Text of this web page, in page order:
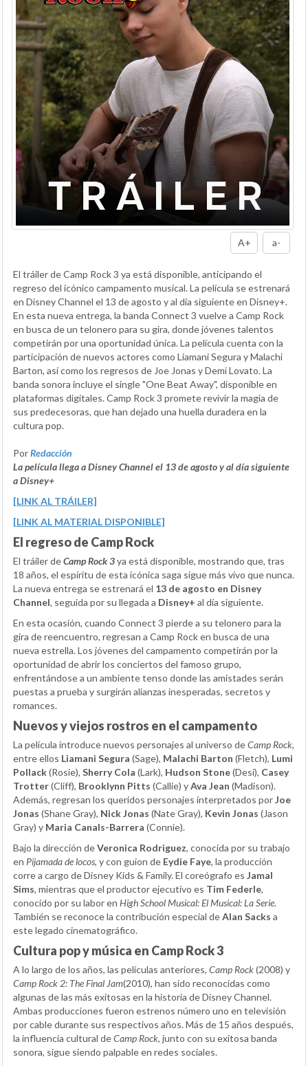
A+ a-
El tráiler de Camp Rock 3 ya está disponible, anticipando el
regreso del icónico campamento musical. La película se estrenará
en Disney Channel el 13 de agosto y al día siguiente en Disney+.
En esta nueva entrega, la banda Connect 3 vuelve a Camp Rock
en busca de un telonero para su gira, donde jóvenes talentos
competirán por una oportunidad única. La película cuenta con la
participación de nuevos actores como Liamani Segura y Malachi
Barton, así como los regresos de Joe Jonas y Demi Lovato. La
banda sonora incluye el single "One Beat Away", disponible en
plataformas digitales. Camp Rock 3 promete revivir la magia de
sus predecesoras, que han dejado una huella duradera en la
cultura pop.
PorRedacción
La película llega a Disney Channel el 13 de agosto y al día siguiente
a Disney+
[LINK AL TRÁILER]
[LINK AL MATERIAL DISPONIBLE]
El regreso de Camp Rock
El tráiler deCamp Rock 3ya está disponible, mostrando que, tras
18 años, el espíritu de esta icónica saga sigue más vivo que nunca.
La nueva entrega se estrenará el 13 de agosto en Disney
Channel, seguida por su llegada a Disney+ al día siguiente.
En esta ocasión, cuando Connect 3 pierde a su telonero para la
gira de reencuentro, regresan a Camp Rock en busca de una
nueva estrella. Los jóvenes del campamento competirán por la
oportunidad de abrir los conciertos del famoso grupo,
enfrentándose a un ambiente tenso donde las amistades serán
puestas a prueba y surgirán alianzas inesperadas, secretos y
romances.
Nuevos y viejos rostros en el campamento
La película introduce nuevos personajes al universo deCamp Rock,
entre ellos Liamani Segura (Sage), Malachi Barton (Fletch), Lumi
Pollack(Rosie), Sherry Cola (Lark), Hudson Stone(Desi), Casey
Trotter(Cliff), Brooklynn Pitts (Callie) yAva Jean (Madison).
Además, regresan los queridos personajes interpretados porJoe
Jonas (Shane Gray), Nick Jonas (Nate Gray), Kevin Jonas (Jason
Gray) y Maria Canals-Barrera (Connie).
Bajo la dirección deVeronica Rodriguez, conocida por su trabajo
en Pijamada de locos, y con guion de Eydie Faye, la producción
corre a cargo de Disney Kids & Family. El coreógrafo es Jamal
Sims, mientras que el productor ejecutivo es Tim Federle,
conocido por su labor en High School Musical: El Musical: La Serie.
También se reconoce la contribución especial deAlan Sacks a
este legado cinematográfico.
Cultura pop y música en Camp Rock 3
A lo largo de los años, las películas anteriores, Camp Rock(2008) y
Camp Rock 2: The Final Jam(2010), han sido reconocidas como
algunas de las más exitosas en la historia de Disney Channel.
Ambas producciones fueron estrenos número uno en televisión
por cable durante sus respectivos años. Más de 15 años después,
la influencia cultural deCamp Rock, junto con su exitosa banda
sonora, sigue siendo palpable en redes sociales.